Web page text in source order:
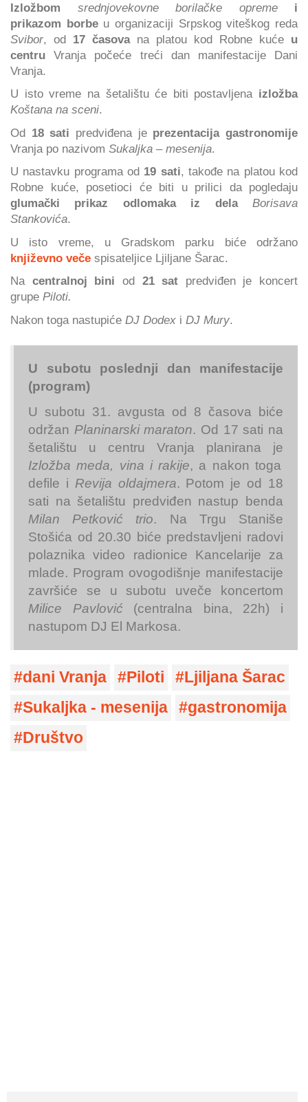
Izložbom srednjovekovne borilačke opremei
prikazom borbe u organizaciji Srpskog viteškog reda
Svibor, od 17 časovana platou kod Robne kuće u
centru Vranja počeće treći dan manifestacije Dani
Vranja.
U isto vreme na šetalištu će biti postavljena izložba
Koštana na sceni.
Od 18 sati predviđena je prezentacija gastronomije
Vranja po nazivom Sukaljka – mesenija.
U nastavku programa od 19 sati, takođe na platou kod
Robne kuće, posetioci će biti u prilici da pogledaju
glumački prikaz odlomaka iz dela
Borisava
Stankovića.
U isto vreme, u Gradskom parku biće održano
književno veče spisateljice Ljiljane Šarac.
Na centralnoj bini od 21 sat predviđen je koncert
grupe Piloti.
Nakon toga nastupiće DJ Dodex i DJ Mury.
U subotu poslednji dan manifestacije
(program)
U subotu 31. avgusta od 8 časova biće
održan Planinarski maraton. Od 17 sati na
šetalištu u centru Vranja planirana je
Izložba meda, vina i rakije, a nakon toga
defile i Revija oldajmera. Potom je od 18
sati na šetalištu predviđen nastup benda
Milan Petković trio. Na Trgu Staniše
Stošića od 20.30 biće predstavljeni radovi
polaznika video radionice Kancelarije za
mlade. Program ovogodišnje manifestacije
završiće se u subotu uveče koncertom
Milice Pavlović (centralna bina, 22h) i
nastupom DJ El Markosa.
dani Vranja Piloti
Ljiljana Šarac
Sukaljka - mesenija
gastronomija
Društvo